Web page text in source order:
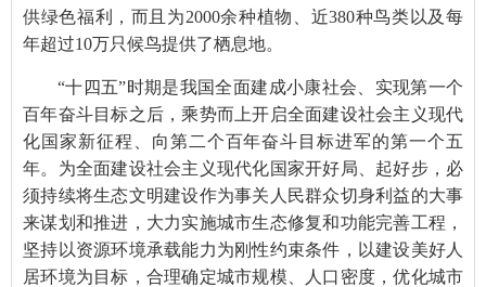
供绿色福利，而且为2000余种植物、近380种鸟类以及每
年超过10万只候鸟提供了栖息地。
“十四五”时期是我国全面建成小康社会、实现第一个
百年奋斗目标之后，乘势而上开启全面建设社会主义现代
化国家新征程、向第二个百年奋斗目标进军的第一个五
年。为全面建设社会主义现代化国家开好局、起好步，必
须持续将生态文明建设作为事关人民群众切身利益的大事
来谋划和推进，大力实施城市生态修复和功能完善工程，
坚持以资源环境承载能力为刚性约束条件，以建设美好人
居环境为目标，合理确定城市规模、人口密度，优化城市